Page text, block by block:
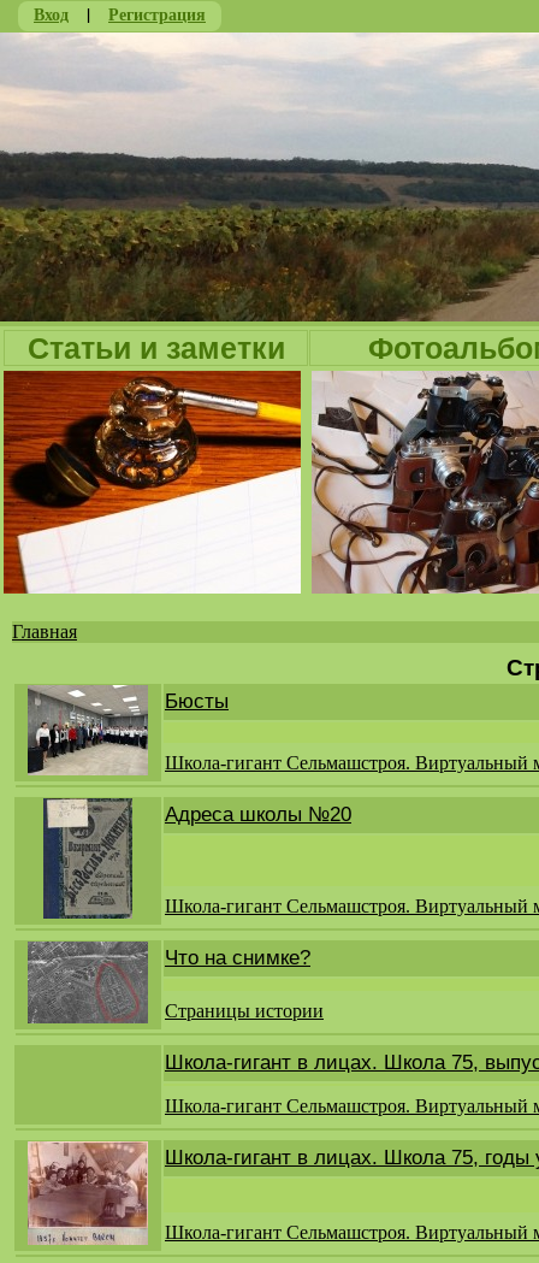
Вход | Регистрация
Статьи и заметки
здесь
Главная
Бюсты
Школа-гигант Сельмашстроя. Виртуальный
Адреса школы №20
Школа-гигант Сельмашстроя. Виртуальный
Что на снимке?
Страницы истории
Школа-гигант в лицах. Школа 75,
Школа-гигант Сельмашстроя. Виртуальный
Школа-гигант в лицах. Школа 75, годы
Школа-гигант Сельмашстроя. Виртуальный